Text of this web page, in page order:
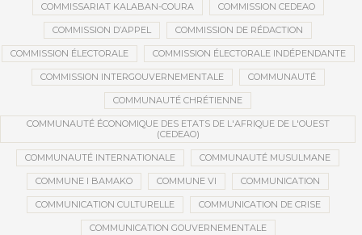
COMMISSARIAT KALABAN-COURA COMMISSION CEDEAO
COMMISSION D’APPEL COMMISSION DE RÉDACTION
COMMISSION ÉLECTORALE COMMISSION ÉLECTORALE INDÉPENDANTE
COMMISSION INTERGOUVERNEMENTALE COMMUNAUTÉ
COMMUNAUTÉ CHRÉTIENNE
COMMUNAUTÉ ÉCONOMIQUE DES ETATS DE L'AFRIQUE DE L'OUEST
(CEDEAO)
COMMUNAUTÉ INTERNATIONALE COMMUNAUTÉ MUSULMANE
COMMUNE I BAMAKO COMMUNE VI COMMUNICATION
COMMUNICATION CULTURELLE COMMUNICATION DE CRISE
COMMUNICATION GOUVERNEMENTALE